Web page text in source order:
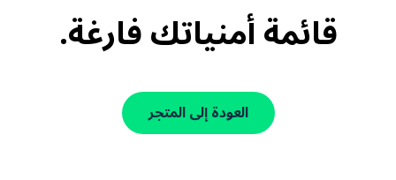
قائمة أمنياتك فارغة.
العودة إلى المتجر